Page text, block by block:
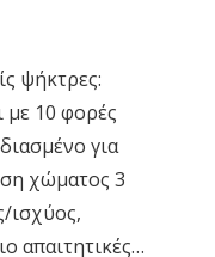
ψήκτρες:
με 10 φορές
για
χώματος 3
ισχύος,
απαιτητικές…